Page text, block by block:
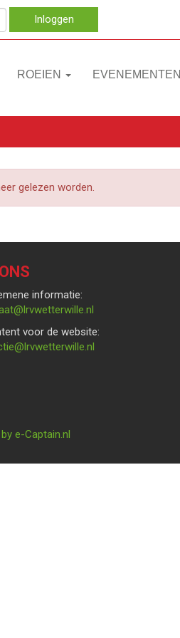
Inloggen
ROEIEN EVENEMENTEN
gelezen worden.
informatie:
@lrvwetterwille.nl
voor de website:
@lrvwetterwille.nl
e-Captain.nl